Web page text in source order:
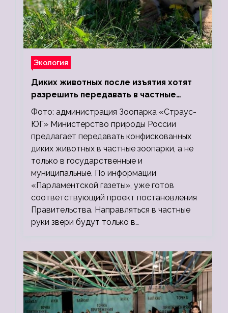
Экология
Диких животных после изъятия хотят
разрешить передавать в частные
зоопарки
Фото: администрация Зоопарка «Страус-
ЮГ» Министерство природы России
предлагает передавать конфискованных
диких животных в частные зоопарки, а не
только в государственные и
муниципальные. По информации
«Парламентской газеты», уже готов
соответствующий проект постановления
Правительства. Направляться в частные
руки звери будут только в…